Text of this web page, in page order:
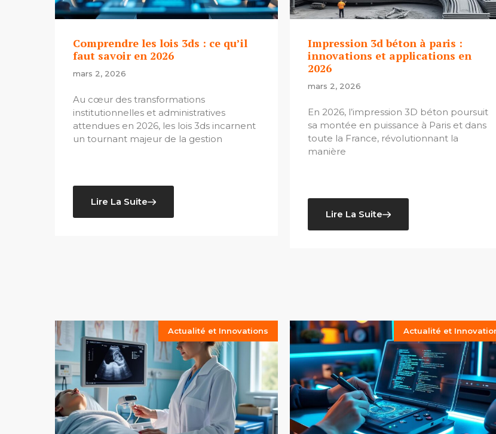
Comprendre les lois 3ds : ce qu’il
faut savoir en 2026
mars 2, 2026
Au cœur des transformations
institutionnelles et administratives
attendues en 2026, les lois 3ds incarnent
un tournant majeur de la gestion
Lire La Suite
Impression 3d béton à paris :
innovations et applications en
2026
mars 2, 2026
En 2026, l’impression 3D béton poursuit
sa montée en puissance à Paris et dans
toute la France, révolutionnant la
manière
Lire La Suite
Actualité et Innovations Actualité et